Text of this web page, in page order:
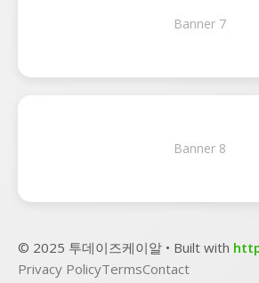
Banner 7
Banner 8
© 2025 투데이즈케이알 • Built with
Privacy PolicyTermsContact